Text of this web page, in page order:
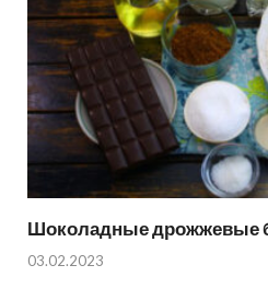
Шоколадные дрожжевые
03.02.2023